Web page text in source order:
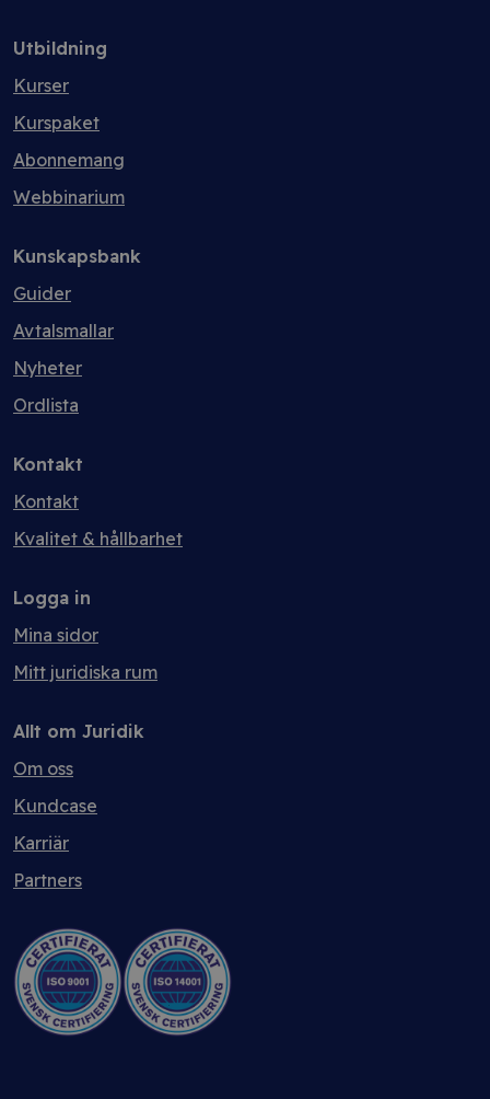
Utbildning
Kurser
Kurspaket
Abonnemang
Webbinarium
Kunskapsbank
Guider
Avtalsmallar
Nyheter
Ordlista
Kontakt
Kontakt
Kvalitet & hållbarhet
Logga in
Mina sidor
Mitt juridiska rum
Allt om Juridik
Om oss
Kundcase
Karriär
Partners